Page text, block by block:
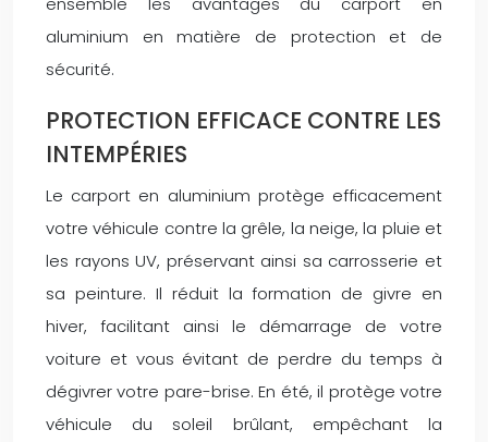
aluminium en matière de protection et de
sécurité.
PROTECTION EFFICACE CONTRE LES
INTEMPÉRIES
Le carport en aluminium protège efficacement
votre véhicule contre la grêle, la neige, la pluie et
les rayons UV, préservant ainsi sa carrosserie et
sa peinture. Il réduit la formation de givre en
hiver, facilitant ainsi le démarrage de votre
voiture et vous évitant de perdre du temps à
dégivrer votre pare-brise. En été, il protège votre
véhicule du soleil brûlant, empêchant la